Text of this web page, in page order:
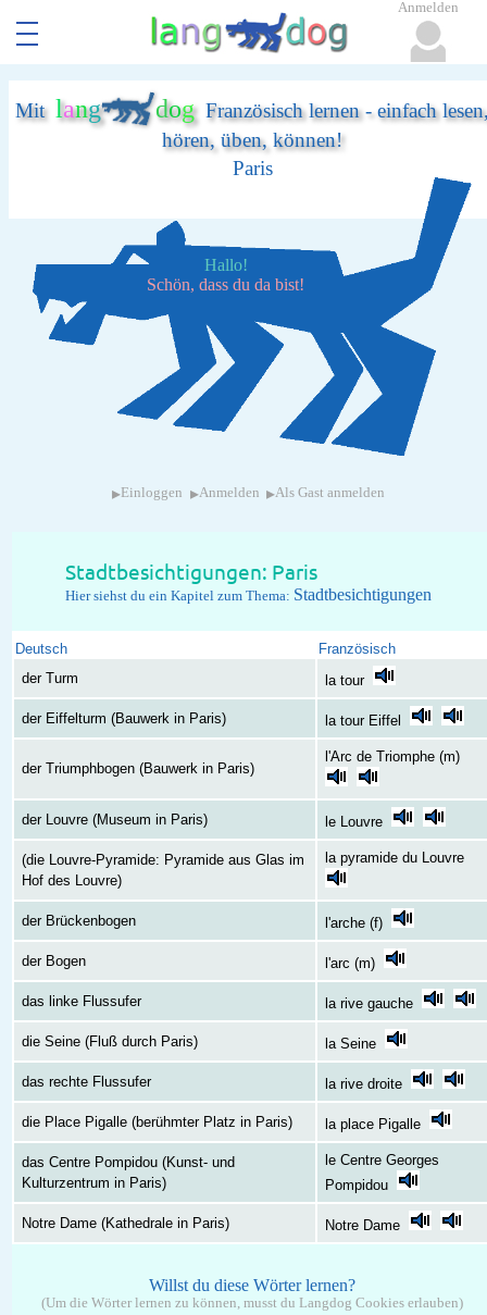
Mit lang dogFranzösisch lernen - einfach
hören, üben, können!
Paris
Hallo!
Schön, dass du da bist!
▸ Einloggen ▸Anmelden ▸Als Gast anmelden
Stadtbesichtigungen: Paris
Hier siehst du ein Kapitel zum Thema: Stadtbesichtigungen
Deutsch
Französisch
der Turm
la tour
der Eiffelturm (Bauwerk in Paris) la tour Eiffel
der Triumphbogen (Bauwerk in Paris)
l'Arc de Triomphe (m)
der Louvre (Museum in Paris) le Louvre
(die Louvre-Pyramide: Pyramide aus Glas im
Hof des Louvre)
la pyramide du Louvre
der Brückenbogen l'arche (f)
der Bogen l'arc (m)
das linke Flussufer la rive gauche
die Seine (Fluß durch Paris) la Seine
das rechte Flussufer la rive droite
die Place Pigalle (berühmter Platz in Paris) la place Pigalle
das Centre Pompidou (Kunst- und
Kulturzentrum in Paris)
le Centre Georges
Pompidou
Notre Dame (Kathedrale in Paris) Notre Dame
Willst du diese Wörter lernen?
(Um die Wörter lernen zu können, musst du Langdog Cookies erlauben)
Anmelden